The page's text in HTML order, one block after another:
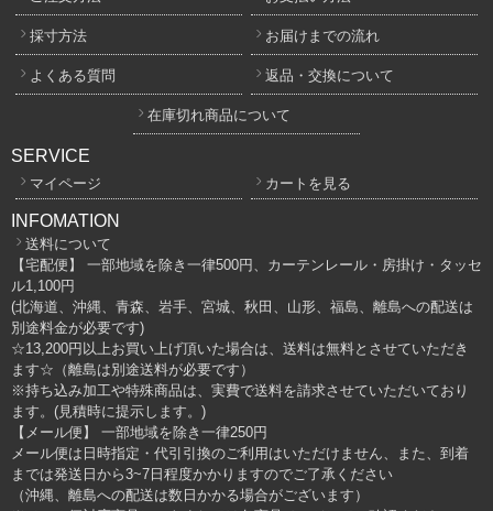
採寸方法 お届けまでの流れ
よくある質問 返品・交換について
在庫切れ商品について
SERVICE
マイページ カートを見る
INFOMATION
送料について
【宅配便】 一部地域を除き一律500円、カーテンレール・房掛け・タッセ
ル1,100円
(北海道、沖縄、青森、岩手、宮城、秋田、山形、福島、離島への配送は
別途料金が必要です)
☆13,200円以上お買い上げ頂いた場合は、送料は無料とさせていただき
ます☆（離島は別途送料が必要です）
※持ち込み加工や特殊商品は、実費で送料を請求させていただいており
ます。(見積時に提示します。)
【メール便】 一部地域を除き一律250円
メール便は日時指定・代引引換のご利用はいただけません、また、到着
までは発送日から3~7日程度かかりますのでご了承ください
（沖縄、離島への配送は数日かかる場合がございます）